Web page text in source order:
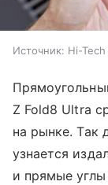
Источник: Hi-Tech
Z Fold8 Ultra
на рынке. Так
узнается
и прямые